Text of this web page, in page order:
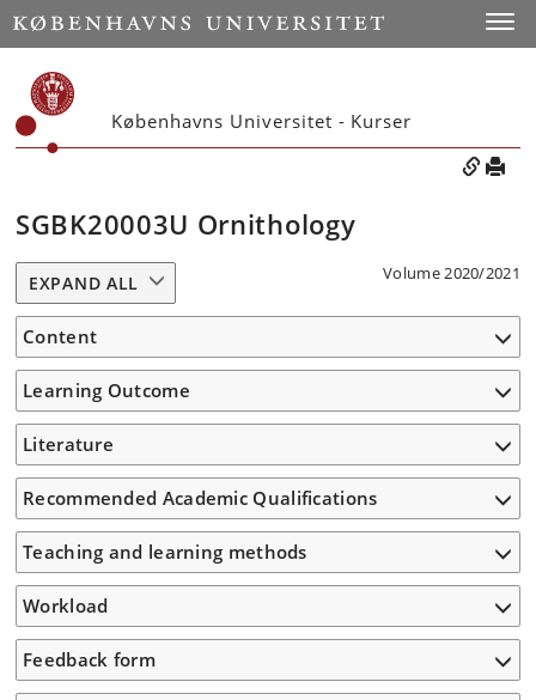
Københavns Universitet - Kurser
SGBK20003U Ornithology
Volume 2020/2021
EXPAND ALL
Content
Learning Outcome
Literature
Recommended Academic Qualifications
Teaching and learning methods
Workload
Feedback form